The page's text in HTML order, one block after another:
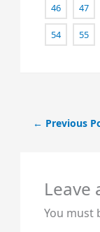
46 47
54 55
← Previous
Leave
You must